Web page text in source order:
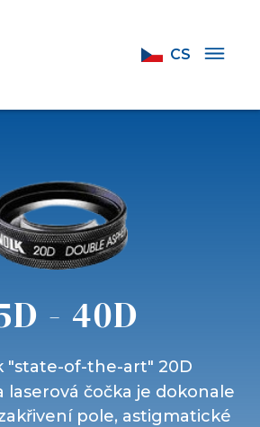
CS
- 40D
"state-of-the-art" 20D
laserová čočka je dokonale
pole, astigmatické